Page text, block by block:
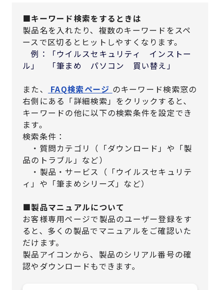
■キーワード検索をするときは
製品名を入れたり、複数のキーワードをスペ
ースで区切るとヒットしやすくなります。
例：「ウイルスセキュリティ インストー
ル」 「筆まめ パソコン 買い替え」
また、
FAQ検索ページ のキーワード検索窓の
右側にある「詳細検索」をクリックすると、
キーワードの他に以下の検索条件を設定でき
ます。
検索条件：
・質問カテゴリ（「ダウンロード」や「製
品のトラブル」など）
・製品・サービス（「ウイルスセキュリテ
ィ」や「筆まめシリーズ」など）
■製品マニュアルについて
お客様専用ページで製品のユーザー登録をす
ると、多くの製品でマニュアルをご確認いた
だけます。
製品アイコンから、製品のシリアル番号の確
認やダウンロードもできます。